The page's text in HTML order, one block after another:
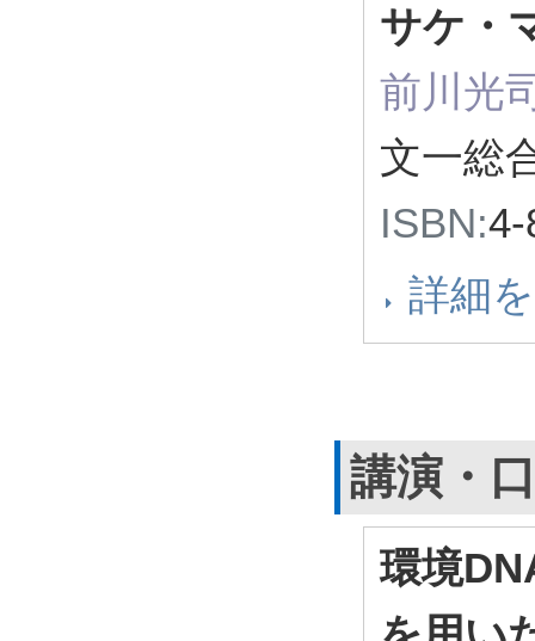
サケ・
前川光
文一総
ISBN:
詳細
講演・
環境